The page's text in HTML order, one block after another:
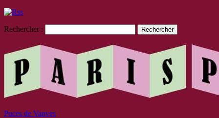
Rechercher :
Puces de Vanves